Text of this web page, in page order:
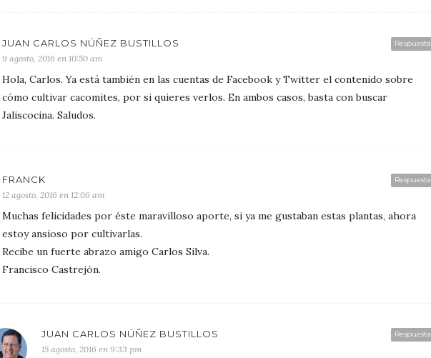
Respuesta
JUAN CARLOS NÚÑEZ BUSTILLOS
9 agosto, 2016 en 10:50 am
Hola, Carlos. Ya está también en las cuentas de Facebook y Twitter el contenido sobre
cómo cultivar cacomites, por si quieres verlos. En ambos casos, basta con buscar
Jaliscocina. Saludos.
Respuesta
FRANCK
12 agosto, 2016 en 12:06 am
Muchas felicidades por éste maravilloso aporte, si ya me gustaban estas plantas, ahora
estoy ansioso por cultivarlas.
Recibe un fuerte abrazo amigo Carlos Silva.
Francisco Castrejón.
Respuesta
JUAN CARLOS NÚÑEZ BUSTILLOS
15 agosto, 2016 en 9:33 pm